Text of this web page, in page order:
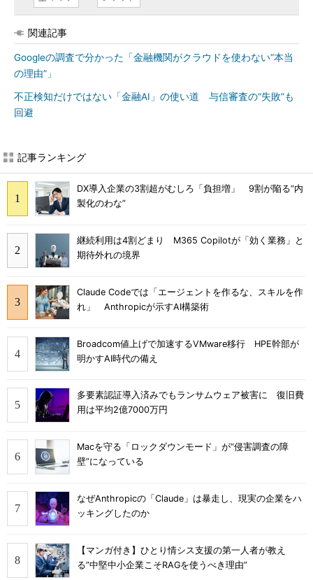
関連記事
Googleの調査で分かった「金融機関がクラウドを使わない“本当
の理由”」
不正検知だけではない「金融AI」の使い道 与信審査の“失敗”も
回避
記事ランキング
DX導入企業の3割超がむしろ「負担増」 9割が陥る“内
製化のわな”
継続利用は4割どまり M365 Copilotが「効く業務」と
期待外れの境界
Claude Codeでは「エージェントを作るな、スキルを作
れ」 Anthropicが示すAI構築術
Broadcom値上げで加速するVMware移行 HPE幹部が
明かすAI時代の備え
多要素認証導入済みでもランサムウェア被害に 復旧費
用は平均2億7000万円
Macを守る「ロックダウンモード」が“侵害調査の障
壁”になっている
なぜAnthropicの「Claude」は暴走し、現実の企業をハ
ッキングしたのか
【マンガ付き】ひとり情シス支援の第一人者が教え
る”中堅中小企業こそRAGを使うべき理由”